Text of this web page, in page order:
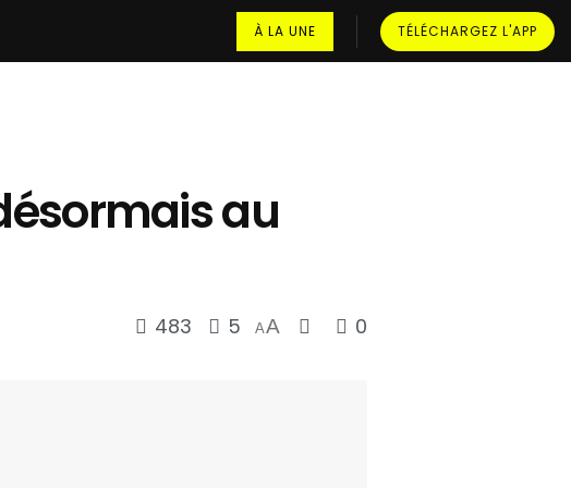
À LA UNE TÉLÉCHARGEZ L'APP
au
483 5 AA 0